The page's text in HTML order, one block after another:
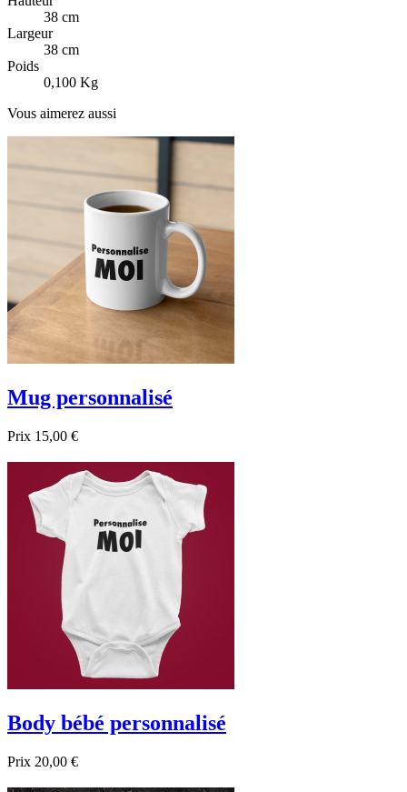
38 cm
Largeur
38 cm
Poids
0,100 Kg
Vous aimerez aussi
Mug personnalisé
Prix 15,00 €
Aperçu rapide
Body bébé personnalisé
Prix 20,00 €